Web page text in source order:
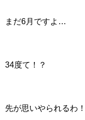
まだ6月ですよ…
34度て！？
先が思いやられるわ！